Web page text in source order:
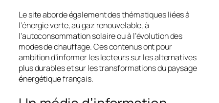
Le site aborde également des thématiques liées à
l’énergie verte, au gaz renouvelable, à
l’autoconsommation solaire ou à l’évolution des
modes de chauffage. Ces contenus ont pour
ambition d’informer les lecteurs sur les alternatives
plus durables et sur les transformations du paysage
énergétique français.